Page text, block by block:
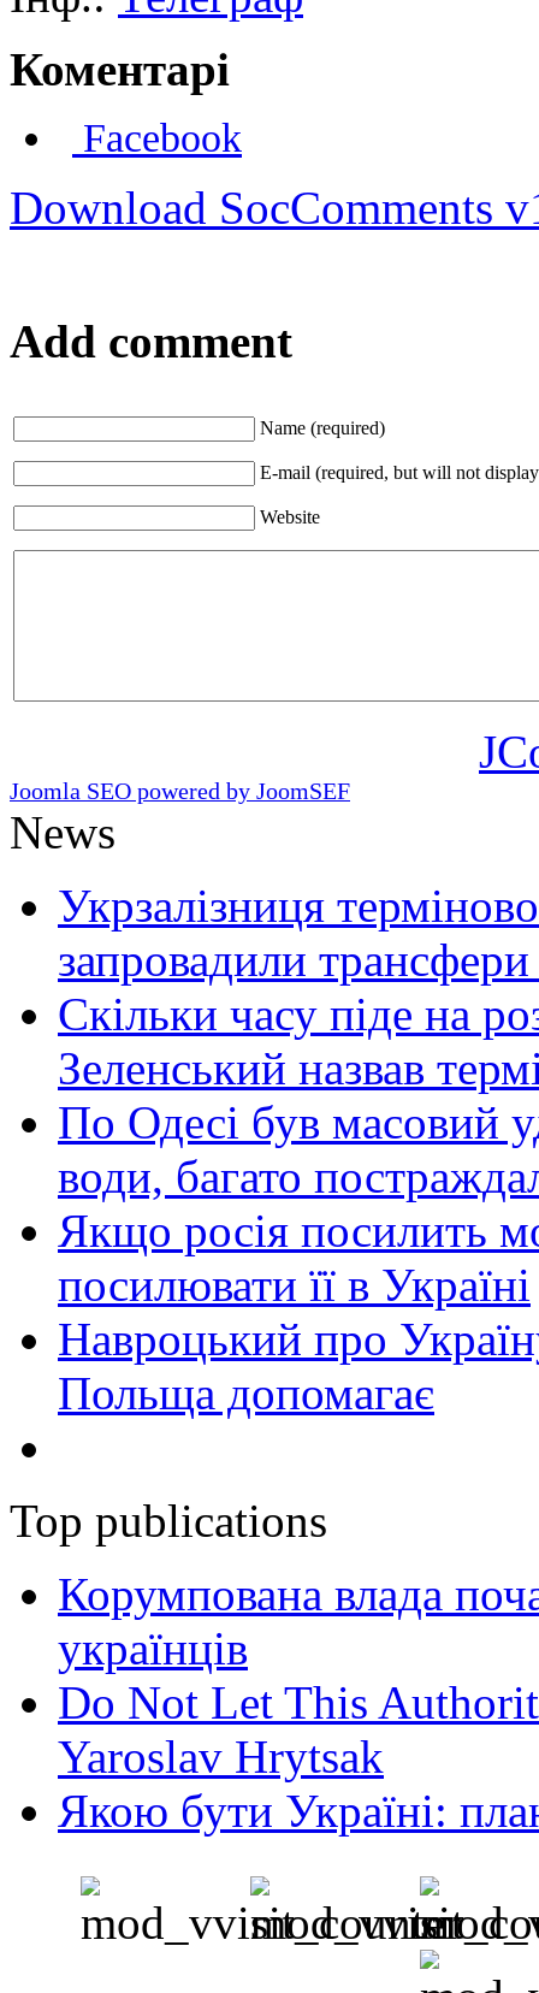
Коментарі
Facebook
Download SocComments
Add comment
Name (required)
E-mail (required, but will not
Website
Joomla SEO powered by JoomSEF
News
Укрзалізниця
запровадили
Скільки часу піде на
Зеленський назвав
По Одесі був масовий
води, багато
Якщо росія посилить
посилювати її в Україні
Навроцький про
Польща допомагає
Top publications
Корумпована влада
українців
Do Not Let This
Yaroslav Hrytsak
Якою бути Україні: